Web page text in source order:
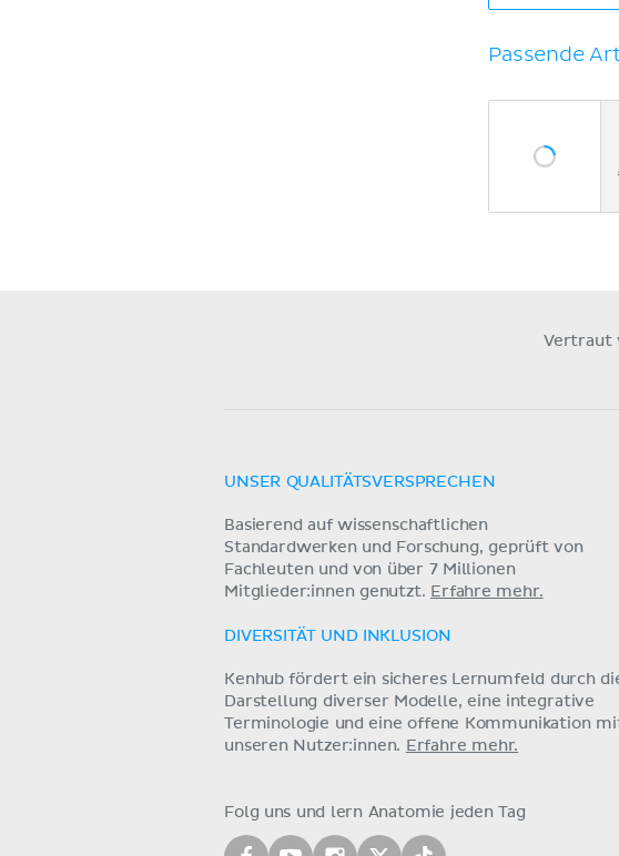
Passende
Vertraut
UNSER QUALITÄTSVERSPRECHEN
Basierend auf wissenschaftlichen
Standardwerken und Forschung, geprüft von
Fachleuten und von über 7 Millionen
Mitglieder:innen genutzt. Erfahre mehr.
DIVERSITÄT UND INKLUSION
Kenhub fördert ein sicheres Lernumfeld durch
Darstellung diverser Modelle, eine integrative
Terminologie und eine offene Kommunikation
unseren Nutzer:innen. Erfahre mehr.
Folg uns und lern Anatomie jeden Tag